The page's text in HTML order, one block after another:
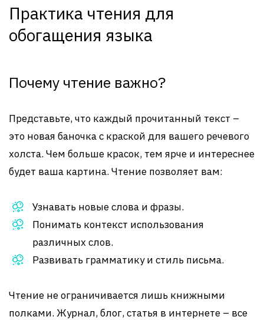
Практика чтения для
обогащения языка
Почему чтение важно?
Представьте, что каждый прочитанный текст –
это новая баночка с краской для вашего речевого
холста. Чем больше красок, тем ярче и интереснее
будет ваша картина. Чтение позволяет вам:
Узнавать новые слова и фразы.
Понимать контекст использования
различных слов.
Развивать грамматику и стиль письма.
Чтение не ограничивается лишь книжными
полками. Журнал, блог, статья в интернете – все